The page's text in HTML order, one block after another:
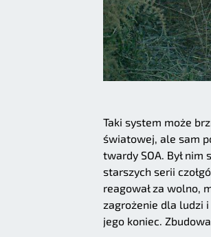
Taki system może
światowej, ale sam
twardy SOA. Był nim
starszych serii
reagował za wolno,
zagrożenie dla ludzi
jego koniec.